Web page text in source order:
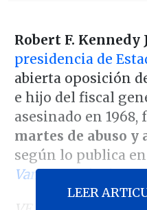
Robert F. Kennedy
presidencia de
abierta oposición
e hijo del fiscal
asesinado en 1968,
martes de abuso y
según lo publica
Vanity Fair(VF).
LEER